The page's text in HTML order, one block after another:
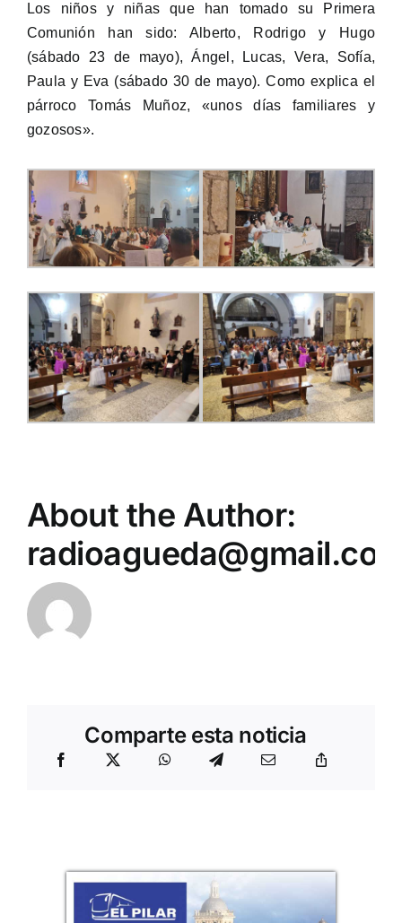
Los niños y niñas que han tomado su Primera
Comunión han sido: Alberto, Rodrigo y Hugo
(sábado 23 de mayo), Ángel, Lucas, Vera, Sofía,
Paula y Eva (sábado 30 de mayo). Como explica el
párroco Tomás Muñoz, «unos días familiares y
gozosos».
About the Author:
Comparte esta noticia